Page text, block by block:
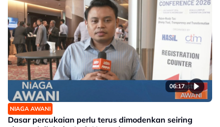
06:17
NIAGA AWANI
Dasar percukaian perlu terus dimodenkan seiring